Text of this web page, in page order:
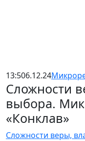
13:506.12.24
Сложности
выбора.
«Конклав»
Сложности веры,